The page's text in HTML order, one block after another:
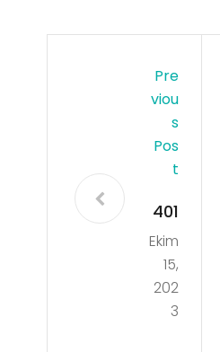
Pre
Viou
S
Pos
T
401
Ekim
15,
202
3